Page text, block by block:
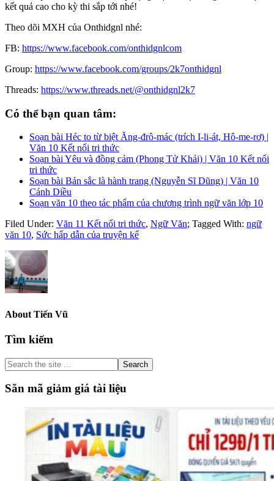
kết quả cao cho kỳ thi sắp tới nhé!
Theo dõi MXH của Onthidgnl nhé:
FB: https://www.facebook.com/onthidgnlcom
Group: https://www.facebook.com/groups/2k7onthidgnl
Threads: https://www.threads.net/@onthidgnl2k7
Có thể bạn quan tâm:
Soạn bài Héc to từ biệt Ăng-đrô-mác (trích I-li-át, Hô-me-rơ) |
Văn 10 Kết nối tri thức
Soạn bài Yêu và đồng cảm (Phong Tử Khải) | Văn 10 Kết nối
tri thức
Soạn bài Bản sắc là hành trang (Nguyễn Sĩ Dũng) | Văn 10
Cánh Diều
Soạn văn 10 theo tác phẩm của chương trình ngữ văn lớp 10
Filed Under: Văn 11 Kết nối tri thức, Ngữ Văn; Tagged With: ngữ
văn 10, Sức hấp dẫn của truyện kể
About Tiến Vũ
Primary
Sidebar
Tìm kiếm
Search
the
site
...
Săn mã giảm giá tài liệu